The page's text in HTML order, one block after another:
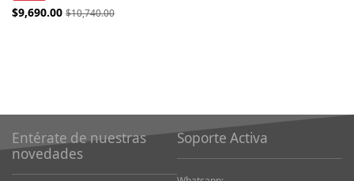
Precio
$9,690.00 $10,740.00
Entérate de nuestras
novedades
Soporte Activa